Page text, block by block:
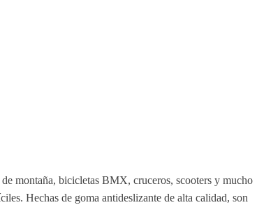
montaña, bicicletas BMX, cruceros, scooters y mucho
Hechas de goma antideslizante de alta calidad, son